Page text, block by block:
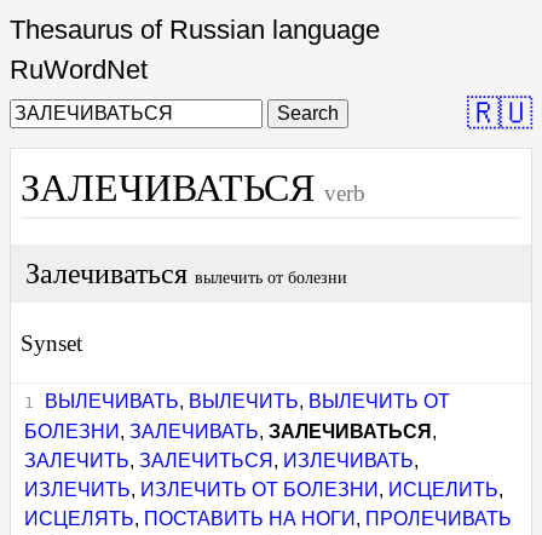
Thesaurus of Russian language
RuWordNet
Search 🇷🇺
ЗАЛЕЧИВАТЬСЯ verb
Залечиваться вылечить от болезни
Synset
ВЫЛЕЧИВАТЬ, ВЫЛЕЧИТЬ, ВЫЛЕЧИТЬ ОТ
БОЛЕЗНИ ,ЗАЛЕЧИВАТЬ,ЗАЛЕЧИВАТЬСЯ ,
ЗАЛЕЧИТЬ,ЗАЛЕЧИТЬСЯ , ИЗЛЕЧИВАТЬ,
ИЗЛЕЧИТЬ, ИЗЛЕЧИТЬ ОТ БОЛЕЗНИ , ИСЦЕЛИТЬ,
ИСЦЕЛЯТЬ, ПОСТАВИТЬ НА НОГИ , ПРОЛЕЧИВАТЬ